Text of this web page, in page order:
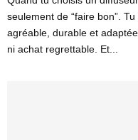
seulement de “faire bon”.
agréable, durable et
ni achat regrettable. Et...